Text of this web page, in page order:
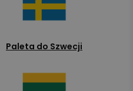
Paleta do Szwecji